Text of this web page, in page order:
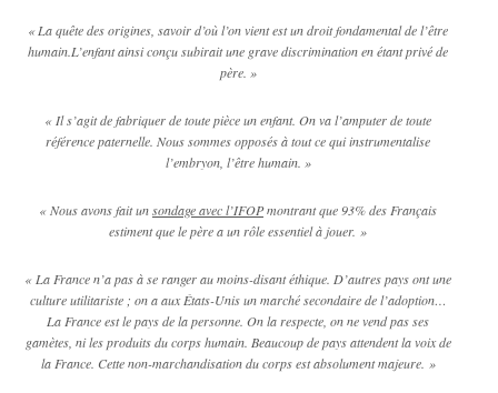
« La quête des origines, savoir d’où l’on vient est un droit fondamental de l’être
humain.L’enfant ainsi conçu subirait une grave discrimination en étant privé de
père. »
« Il s’agit de fabriquer de toute pièce un enfant. On va l’amputer de toute
référence paternelle. Nous sommes opposés à tout ce qui instrumentalise
l’embryon, l’être humain. »
« Nous avons fait unsondage avec l’IFOPmontrant que 93% des Français
estiment que le père a un rôle essentiel à jouer. »
« La France n’a pas à se ranger au moins-disant éthique. D’autres pays ont une
culture utilitariste ; on a aux États-Unis un marché secondaire de l’adoption…
La France est le pays de la personne. On la respecte, on ne vend pas ses
gamètes, ni les produits du corps humain. Beaucoup de pays attendent la voix de
la France. Cette non-marchandisation du corps est absolument majeure. »